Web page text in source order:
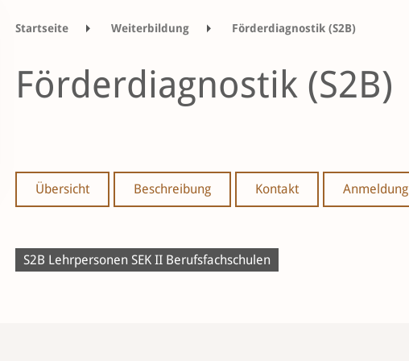
Startseite Weiterbildung Förderdiagnostik (S2B)
Förderdiagnostik (S2B)
Übersicht Beschreibung Kontakt Anmeldung
S2B Lehrpersonen SEK II Berufsfachschulen